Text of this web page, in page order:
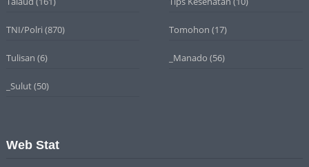
TNI/Polri (870) Tomohon (17)
Tulisan (6) _Manado (56)
_Sulut(50)
Web Stat